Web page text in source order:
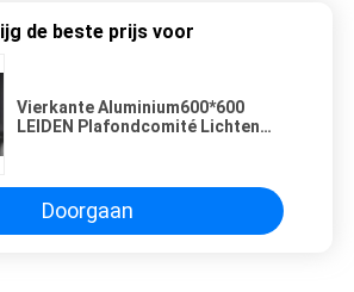
de beste prijs voor
Vierkante Aluminium600*600
LEIDEN Plafondcomité Lichten
Doorgaan